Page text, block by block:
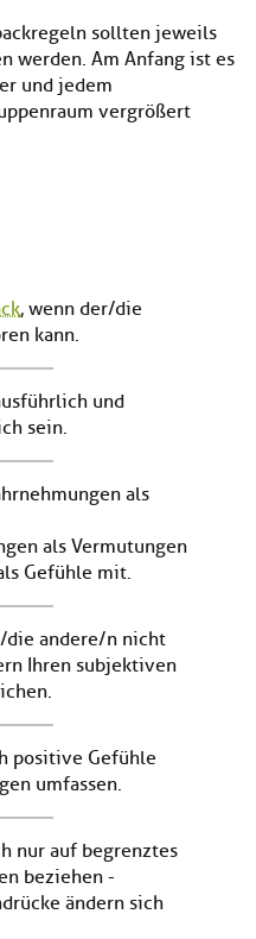
sollten jeweils
werden. Am Anfang ist es
und jedem
vergrößert
, wenn der/die
kann.
und
sein.
als
als Vermutungen
Gefühle mit.
die andere/n nicht
Ihren subjektiven
positive Gefühle
umfassen.
nur auf begrenztes
beziehen -
ändern sich